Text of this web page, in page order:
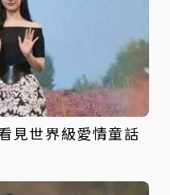
見世界級愛情童話